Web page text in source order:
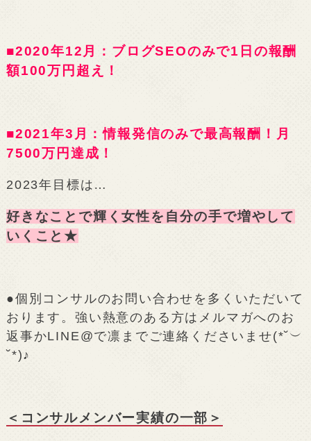
■2020年12月：ブログSEOのみで1日の報酬
額100万円超え！
■2021年3月：情報発信のみで最高報酬！月
7500万円達成！
2023年目標は…
好きなことで輝く女性を自分の手で増やして
いくこと★
●個別コンサルのお問い合わせを多くいただいて
おります。強い熱意のある方はメルマガへのお
返事かLINE@で凛までご連絡くださいませ(*˘︶
˘*)♪
＜コンサルメンバー実績の一部＞